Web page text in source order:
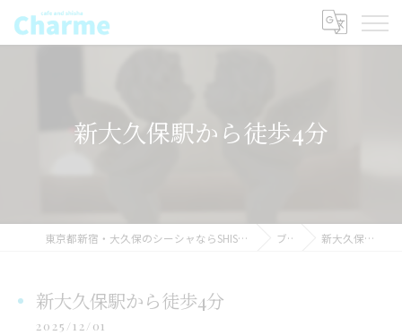
新大久保駅から徒歩4分
東京都新宿・大久保のシーシャならSHISHAcafe CHARME(シャルム) シーシャ ブログ 新大久保駅から徒歩4分
新大久保駅から徒歩4分
2025/12/01